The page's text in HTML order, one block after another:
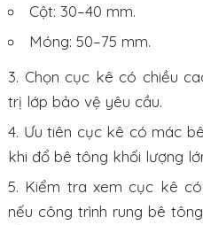
Cột: 30–40 mm.
Móng: 50–75 mm.
Chọn cục kê có chiều
trị lớp bảo vệ yêu cầu.
Ưu tiên cục kê có mác
khi đổ bê tông khối lượng
Kiểm tra xem cục kê
nếu công trình rung bê